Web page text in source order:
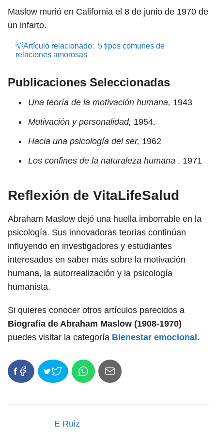
Maslow murió en California el 8 de junio de 1970 de
un infarto.
💡Artículo relacionado: 5 tipos comunes de
relaciones amorosas
Publicaciones Seleccionadas
Una teoría de la motivación humana, 1943
Motivación y personalidad, 1954.
Hacia una psicología del ser, 1962
Los confines de la naturaleza humana , 1971
Reflexión de VitaLifeSalud
Abraham Maslow dejó una huella imborrable en la
psicología. Sus innovadoras teorías continúan
influyendo en investigadores y estudiantes
interesados ​​en saber más sobre la motivación
humana, la autorrealización y la psicología
humanista.
Si quieres conocer otros artículos parecidos a
Biografía de Abraham Maslow (1908-1970)
puedes visitar la categoría Bienestar emocional .
E Ruiz